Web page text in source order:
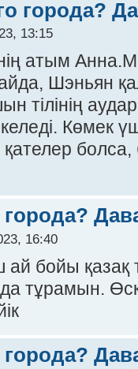
города?
13:15
атым
Шэньян
тілінің
келеді. Көмек
болса,
16:40
бойы қазақ
тұрамын.